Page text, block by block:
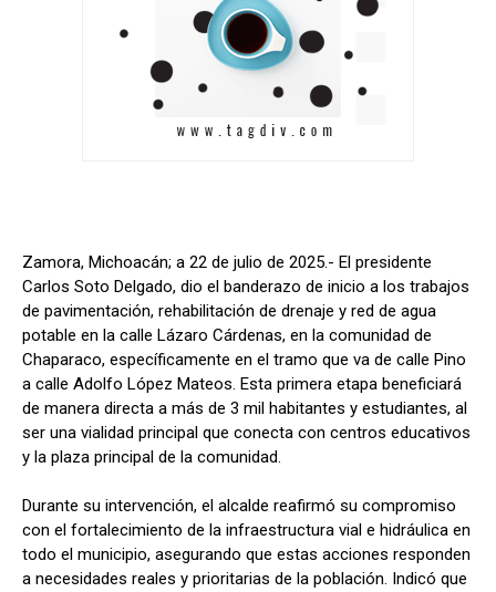
Zamora, Michoacán; a 22 de julio de 2025.- El presidente
Carlos Soto Delgado, dio el banderazo de inicio a los trabajos
de pavimentación, rehabilitación de drenaje y red de agua
potable en la calle Lázaro Cárdenas, en la comunidad de
Chaparaco, específicamente en el tramo que va de calle Pino
a calle Adolfo López Mateos. Esta primera etapa beneficiará
de manera directa a más de 3 mil habitantes y estudiantes, al
ser una vialidad principal que conecta con centros educativos
y la plaza principal de la comunidad.
Durante su intervención, el alcalde reafirmó su compromiso
con el fortalecimiento de la infraestructura vial e hidráulica en
todo el municipio, asegurando que estas acciones responden
a necesidades reales y prioritarias de la población. Indicó que